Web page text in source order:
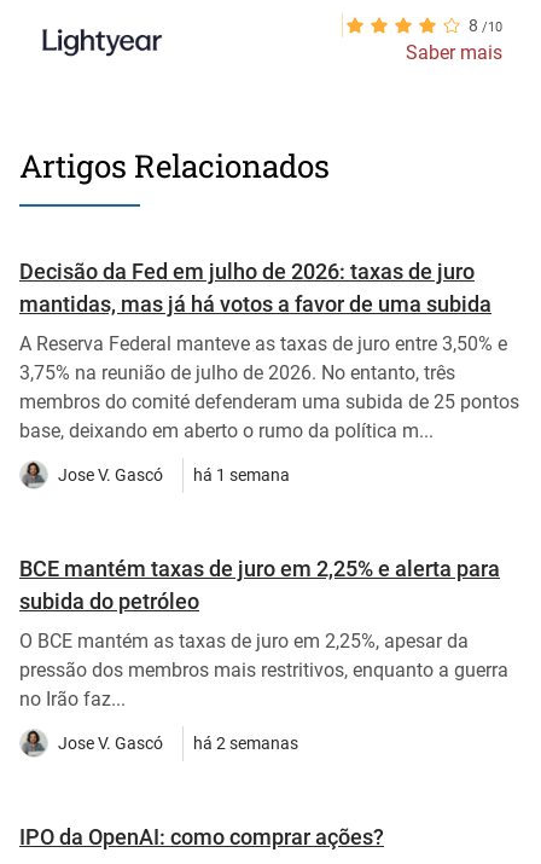
8
Saber mais
Artigos Relacionados
Decisão da Fed em julho de 2026: taxas de juro
mantidas, mas já há votos a favor de uma subida
A Reserva Federal manteve as taxas de juro entre 3,50% e
3,75% na reunião de julho de 2026. No entanto, três
membros do comité defenderam uma subida de 25 pontos
base, deixando em aberto o rumo da política m...
Jose V. Gascó há 1 semana
BCE mantém taxas de juro em 2,25% e alerta para
subida do petróleo
O BCE mantém as taxas de juro em 2,25%, apesar da
pressão dos membros mais restritivos, enquanto a guerra
no Irão faz...
Jose V. Gascó há 2 semanas
IPO da OpenAI: como comprar ações?